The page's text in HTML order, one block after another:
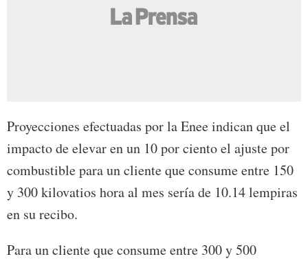
Proyecciones efectuadas por la Enee indican que el
impacto de elevar en un 10 por ciento el ajuste por
combustible para un cliente que consume entre 150
y 300 kilovatios hora al mes sería de 10.14 lempiras
en su recibo.
Para un cliente que consume entre 300 y 500